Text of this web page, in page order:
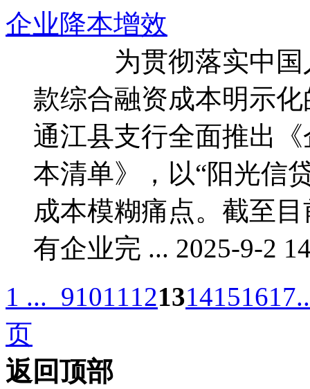
企业降本增效
为贯彻落实中国人
款综合融资成本明示
通江县支行全面推出
本清单》，以“阳光信
成本模糊痛点。截至
有企业完 ... 2025-9-2
1 ... 91011121314151617
页
返回顶部